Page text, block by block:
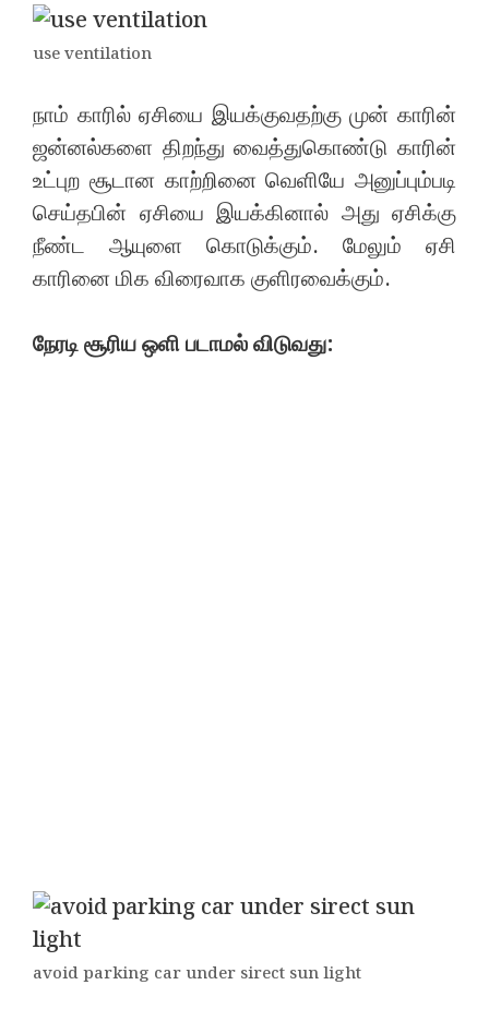
use ventilation
நாம் காரில் ஏசியை இயக்குவதற்கு முன் காரின்
ஜன்னல்களை திறந்து வைத்துகொண்டு காரின்
உட்புற சூடான காற்றினை வெளியே அனுப்பும்படி
செய்தபின் ஏசியை இயக்கினால் அது ஏசிக்கு
நீண்ட ஆயுளை கொடுக்கும். மேலும் ஏசி
காரினை மிக விரைவாக குளிரவைக்கும்.
நேரடி சூரிய ஒளி படாமல் விடுவது:
avoid parking car under sirect sun light